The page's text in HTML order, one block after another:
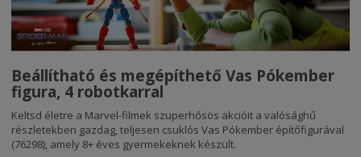
Beállítható és megépíthető Vas Pókember
figura, 4 robotkarral
Keltsd életre a Marvel-filmek szuperhősös akcióit a valósághű
részletekben gazdag, teljesen csuklós Vas Pókember építőfigurával
(76298), amely 8+ éves gyermekeknek készült.